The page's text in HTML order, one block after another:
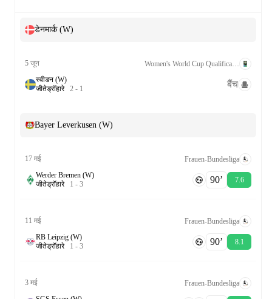
डेनमार्क (W)
5 जून
स्वीडन (W)
जीतेड्रॉहारे 2 - 1 बैंच
Bayer Leverkusen (W)
17 मई
Frauen-Bundesliga
Werder Bremen (W)
जीतेड्रॉहारे 1 - 3 90‎’‎ 7.6
11 मई
Frauen-Bundesliga
RB Leipzig (W)
जीतेड्रॉहारे 1 - 3 90‎’‎ 8.1
3 मई
Frauen-Bundesliga